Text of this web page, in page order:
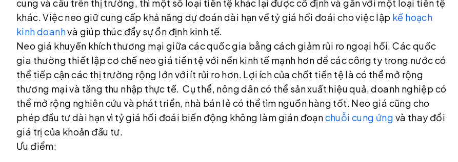
cung và cầu trên thị trường, thì một số loại tiền tệ khác lại được cố định và gắn với một loại tiền tệ
khác. Việc neo giữ cung cấp khả năng dự đoán dài hạn về tỷ giá hối đoái cho việc lập kế hoạch
kinh doanhvà giúp thúc đẩy sự ổn định kinh tế.
Neo giá khuyến khích thương mại giữa các quốc gia bằng cách giảm rủi ro ngoại hối. Các quốc
gia thường thiết lập cơ chế neo giá tiền tệ với nền kinh tế mạnh hơn để các công ty trong nước có
thể tiếp cận các thị trường rộng lớn với ít rủi ro hơn. Lợi ích của chốt tiền tệ là có thể mở rộng
thương mại và tăng thu nhập thực tế. Cụ thể, nông dân có thể sản xuất hiệu quả, doanh nghiệp có
thể mở rộng nghiên cứu và phát triển, nhà bán lẻ có thể tìm nguồn hàng tốt. Neo giá cũng cho
phép đầu tư dài hạn vì tỷ giá hối đoái biến động không làm gián đoạnchuỗi cung ứng và thay đổi
giá trị của khoản đầu tư.
Ưu điểm: